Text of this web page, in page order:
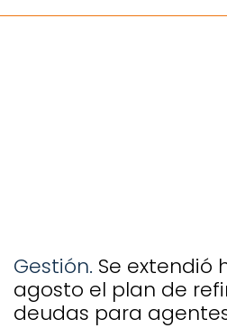
Gestión. Se extendió
agosto el plan de
deudas para